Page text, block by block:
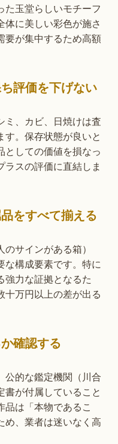
た玉堂らしいモチーフ
体に美しい彩色が施さ
要が集中するため高額
評価を下げない
ミ、カビ、日焼けは査
す。保存状態が良いと
としての価値を損なっ
スの評価に直結しま
をすべて揃える
サインがある箱）
な構成要素です。特に
強力な証拠となるた
十万円以上の差が出る
確認する
公的な鑑定機関（川合
書が付属していること
は「本物であるこ
め、業者は迷いなく高